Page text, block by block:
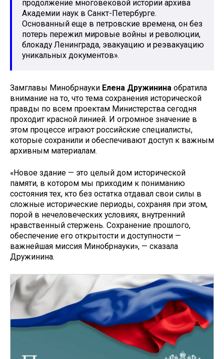
продолжение многовековой истории архива
Академии наук в Санкт-Петербурге.
Основанный еще в петровские времена, он без
потерь пережил мировые войны и революции,
блокаду Ленинграда, эвакуацию и реэвакуацию
уникальных документов».
Замглавы Минобрнауки Елена Дружинина обратила
внимание на то, что тема сохранения исторической
правды по всем проектам Министерства сегодня
проходит красной линией. И огромное значение в
этом процессе играют российские специалисты,
которые сохранили и обеспечивают доступ к важным
архивным материалам.
«Новое здание — это целый дом исторической
памяти, в котором мы приходим к пониманию
состояния тех, кто без остатка отдавал свои силы в
сложные исторические периоды, сохраняя при этом,
порой в нечеловеческих условиях, внутренний
нравственный стержень. Сохранение прошлого,
обеспечение его открытости и доступности —
важнейшая миссия Минобрнауки», — сказала
Дружинина.